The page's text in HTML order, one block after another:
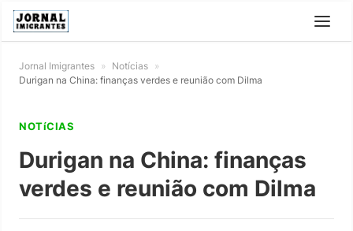
Jornal Imigrantes » Notícias »
Durigan na China: finanças verdes e reunião com Dilma
NOTíCIAS
Durigan na China: finanças
verdes e reunião com Dilma